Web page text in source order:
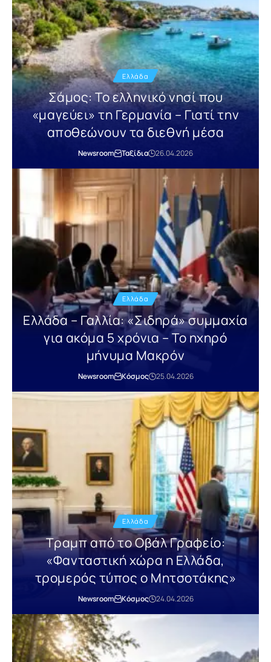
Ελλάδα
Σάμος: Το ελληνικό νησί που
«μαγεύει» τη Γερμανία – Γιατί την
αποθεώνουν τα διεθνή μέσα
Newsroom Ταξίδια 26.04.2026
Ελλάδα
Ελλάδα – Γαλλία: «Σιδηρά» συμμαχία
για ακόμα 5 χρόνια – Το ηχηρό
μήνυμα Μακρόν
Newsroom Κόσμος 25.04.2026
Ελλάδα
Τραμπ από το Οβάλ Γραφείο:
«Φανταστική χώρα η Ελλάδα,
τρομερός τύπος ο Μητσοτάκης»
Newsroom Κόσμος 24.04.2026